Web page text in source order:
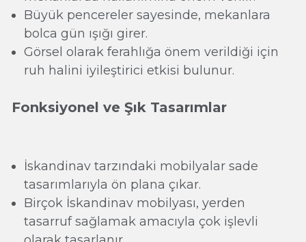
Büyük pencereler sayesinde, mekanlara
bolca gün ışığı girer.
Görsel olarak ferahlığa önem verildiği için
ruh halini iyileştirici etkisi bulunur.
Fonksiyonel ve Şık Tasarımlar
İskandinav tarzındaki mobilyalar sade
tasarımlarıyla ön plana çıkar.
Birçok İskandinav mobilyası, yerden
tasarruf sağlamak amacıyla çok işlevli